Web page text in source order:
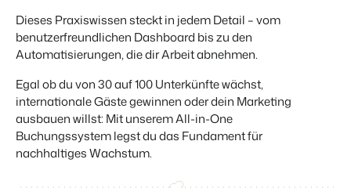
Dieses Praxiswissen steckt in jedem Detail – vom
benutzerfreundlichen Dashboard bis zu den
Automatisierungen, die dir Arbeit abnehmen.
Egal ob du von 30 auf 100 Unterkünfte wächst,
internationale Gäste gewinnen oder dein Marketing
ausbauen willst: Mit unserem All-in-One
Buchungssystem legst du das Fundament für
nachhaltiges Wachstum.